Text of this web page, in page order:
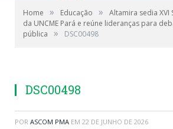
Home » Educação »
Altamira sedia XVI
da UNCME Pará e reúne lideranças para
pública
» DSC00498
DSC00498
POR ASCOM PMA EM 22 DE JUNHO DE 2026